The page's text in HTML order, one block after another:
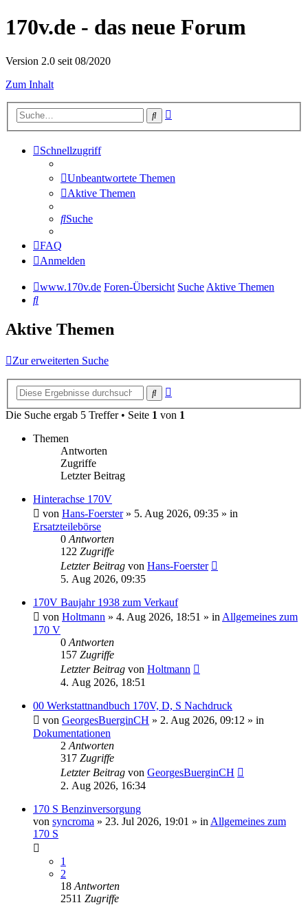
170v.de - das neue Forum
Version 2.0 seit 08/2020
Zum Inhalt
Suche
Schnellzugriff
Unbeantwortete Themen
Aktive Themen
Suche
FAQ
Anmelden
www.170v.de Foren-Übersicht SucheAktive Themen
Suche
Aktive Themen
Zur erweiterten Suche
Suche
Die Suche ergab 5 Treffer • Seite 1 von 1
Themen
Antworten
Zugriffe
Letzter Beitrag
Hinterachse 170V
von Hans-Foerster» 5. Aug 2026, 09:35 » in
Ersatzteilebörse
0 Antworten
122 Zugriffe
Letzter Beitrag von Hans-Foerster
5. Aug 2026, 09:35
170V Baujahr 1938 zum Verkauf
von Holtmann » 4. Aug 2026, 18:51 » in Allgemeines zum
170 V
0 Antworten
157 Zugriffe
Letzter Beitrag von Holtmann
4. Aug 2026, 18:51
00 Werkstattnandbuch 170V, D, S Nachdruck
von GeorgesBuerginCH » 2. Aug 2026, 09:12 » in
Dokumentationen
2 Antworten
317 Zugriffe
Letzter Beitrag von GeorgesBuerginCH
2. Aug 2026, 16:34
170 S Benzinversorgung
von syncroma » 23. Jul 2026, 19:01 » in Allgemeines zum
170 S
1
2
18 Antworten
2511 Zugriffe